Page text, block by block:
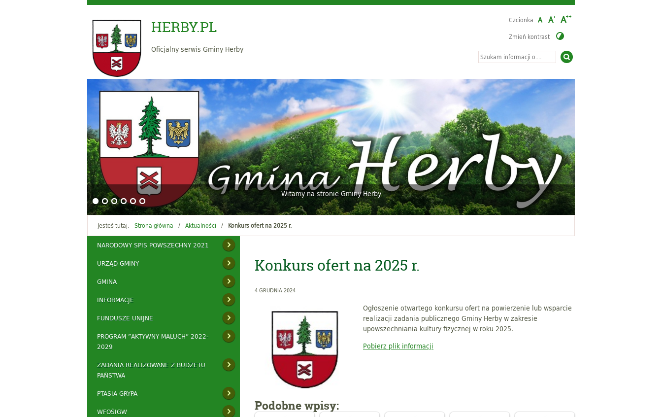
Czcionka
Zmień kontrast
HERBY.PL
Oficjalny serwis Gminy Herby
Witamy na stronie Gminy Herby
Jesteś tutaj: Strona główna Aktualności Konkurs ofert na 2025 r.
NARODOWY SPIS POWSZECHNY 2021
URZĄD GMINY
GMINA
INFORMACJE
FUNDUSZE UNIJNE
PROGRAM ”AKTYWNY MALUCH” 2022-
2029
ZADANIA REALIZOWANE Z BUDŻETU
PAŃSTWA
PTASIA GRYPA
WFOŚIGW
Konkurs ofert na 2025 r.
4 GRUDNIA 2024
Ogłoszenie otwartego konkursu ofert na powierzenie lub wsparcie
realizacji zadania publicznego Gminy Herby w zakresie
upowszechniania kultury fizycznej w roku 2025.
Pobierz plik informacji
Podobne wpisy: